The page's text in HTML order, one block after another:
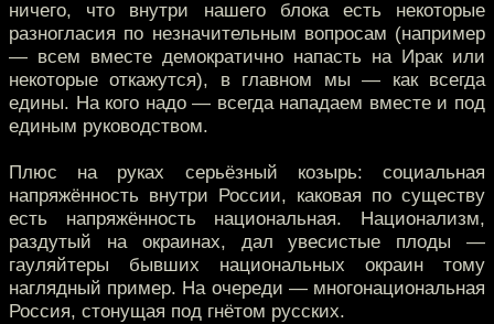
ничего, что внутри нашего блока есть некоторые
разногласия по незначительным вопросам (например
— всем вместе демократично напасть на Ирак или
некоторые откажутся), в главном мы — как всегда
едины. На кого надо — всегда нападаем вместе и под
единым руководством.
Плюс на руках серьёзный козырь: социальная
напряжённость внутри России, каковая по существу
есть напряжённость национальная. Национализм,
раздутый на окраинах, дал увесистые плоды —
гауляйтеры бывших национальных окраин тому
наглядный пример. На очереди — многонациональная
Россия, стонущая под гнётом русских.